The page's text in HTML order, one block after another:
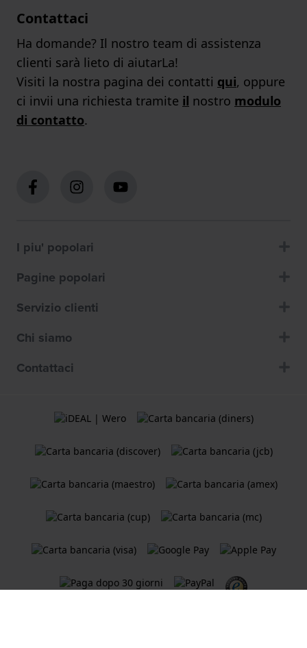
Contattaci
Ha domande? Il nostro team di assistenza
clienti sarà lieto di aiutarLa!
Visiti la nostra pagina dei contatti qui, oppure
ci invii una richiesta tramite il nostro modulo
di contatto.
I piu' popolari
Pagine popolari
Servizio clienti
Chi siamo
Contattaci